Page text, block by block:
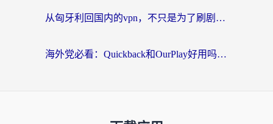
从匈牙利回国内的vpn，不只是为了刷剧那么简单
海外党必看：Quickback和OurPlay好用吗？3分钟选对回国加速器，无缝刷剧玩游戏